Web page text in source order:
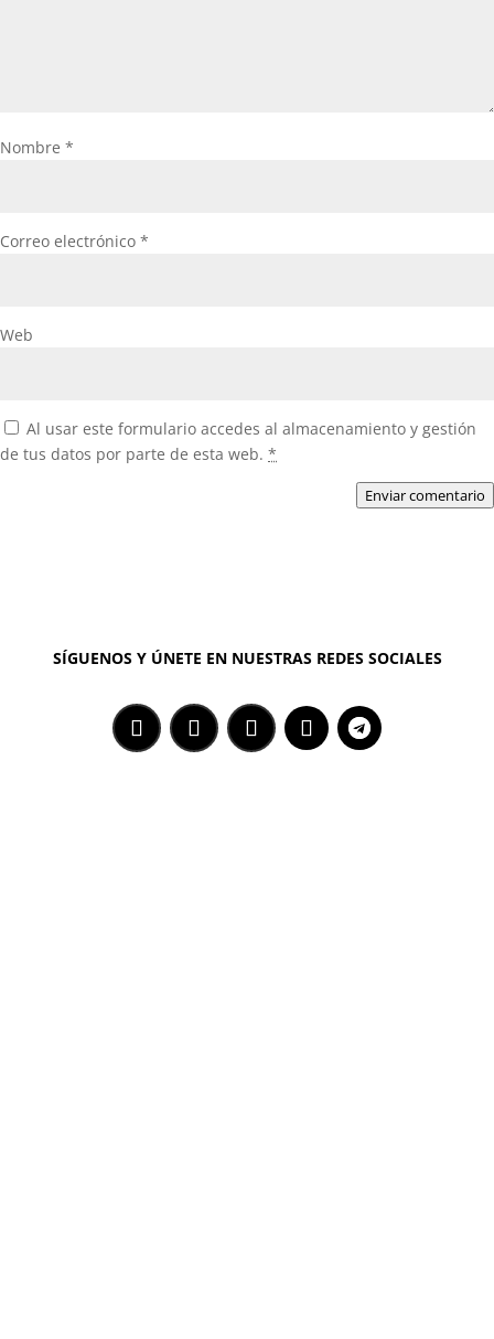
Nombre *
Correo electrónico *
Web
Al usar este formulario accedes al almacenamiento y gestión
de tus datos por parte de esta web. *
Enviar comentario
SÍGUENOS Y ÚNETE EN NUESTRAS REDES SOCIALES